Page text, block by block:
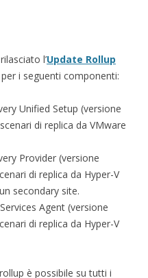
l’Update Rollup
i seguenti componenti:
Unified Setup (versione
di replica da VMware
Provider (versione
di replica da Hyper-V
secondary site.
Agent (versione
di replica da Hyper-V
è possibile su tutti i